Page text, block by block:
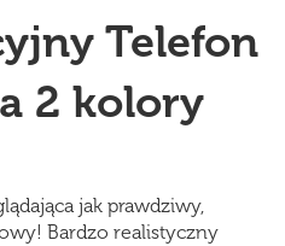
Telefon
2 kolory
jak prawdziwy,
Bardzo realistyczny